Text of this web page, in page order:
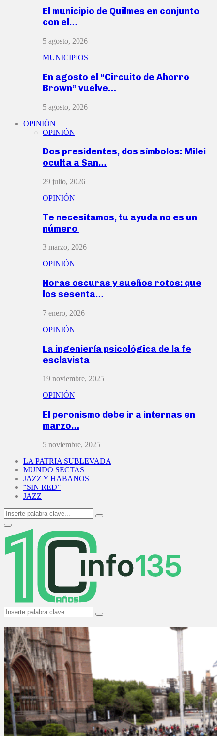
El municipio de Quilmes en conjunto
con el…
5 agosto, 2026
MUNICIPIOS
En agosto el “Circuito de Ahorro
Brown” vuelve…
5 agosto, 2026
OPINIÓN
OPINIÓN
Dos presidentes, dos símbolos: Milei
oculta a San…
29 julio, 2026
OPINIÓN
Te necesitamos, tu ayuda no es un
número
3 marzo, 2026
OPINIÓN
Horas oscuras y sueños rotos: que
los sesenta…
7 enero, 2026
OPINIÓN
La ingeniería psicológica de la fe
esclavista
19 noviembre, 2025
OPINIÓN
El peronismo debe ir a internas en
marzo…
5 noviembre, 2025
LA PATRIA SUBLEVADA
MUNDO SECTAS
JAZZ Y HABANOS
“SIN RED”
JAZZ
Search
for:
Search
Primary
Menu
Search
for:
Search